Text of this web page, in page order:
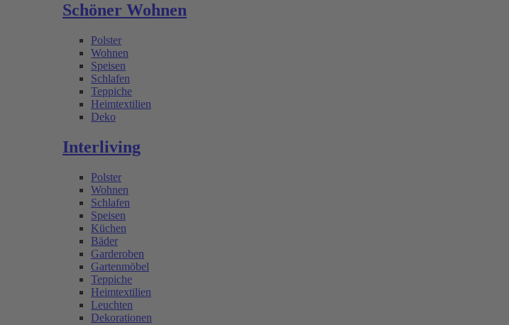
Schöner Wohnen
Polster
Wohnen
Speisen
Schlafen
Teppiche
Heimtextilien
Deko
Interliving
Polster
Wohnen
Schlafen
Speisen
Küchen
Bäder
Garderoben
Gartenmöbel
Teppiche
Heimtextilien
Leuchten
Dekorationen